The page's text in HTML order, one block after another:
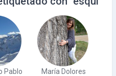
Pablo
María Dolores